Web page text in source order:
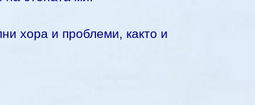
хора и проблеми, както и